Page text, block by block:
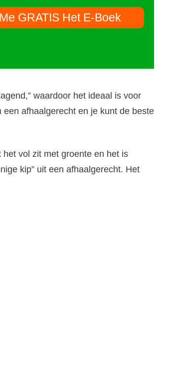
GRATIS Het E-Boek
waardoor het ideaal is voor
een afhaalgerecht en je kunt de beste
het vol zit met groente en het is
kip” uit een afhaalgerecht. Het